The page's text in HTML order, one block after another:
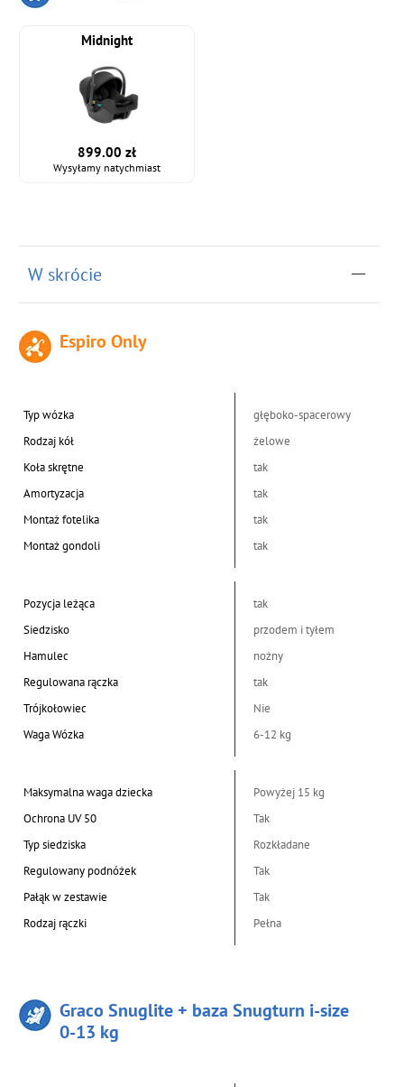
Midnight
899.00 zł
Wysyłamy natychmiast
W skrócie
Espiro Only
Typ wózka
głęboko-spacerowy
Rodzaj kół
żelowe
Koła skrętne
tak
Amortyzacja
tak
Montaż fotelika
tak
Montaż gondoli
tak
Pozycja leżąca
tak
Siedzisko
przodem i tyłem
Hamulec
nożny
Regulowana rączka
tak
Trójkołowiec
Nie
Waga Wózka
6-12 kg
Maksymalna waga dziecka
Powyżej 15 kg
Ochrona UV 50
Tak
Typ siedziska
Rozkładane
Regulowany podnóżek
Tak
Pałąk w zestawie
Tak
Rodzaj rączki
Pełna
Graco Snuglite + baza Snugturn i-size
0-13 kg